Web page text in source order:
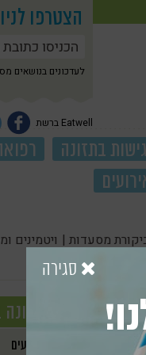
הצטרפו
לעדכונים בנושאים
Eatwell ברשת
גישות בתזונה
מסעדות | ויטמינים
אירועים
סגירה